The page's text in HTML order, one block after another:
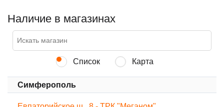
Наличие в магазинах
Список Карта
Симферополь